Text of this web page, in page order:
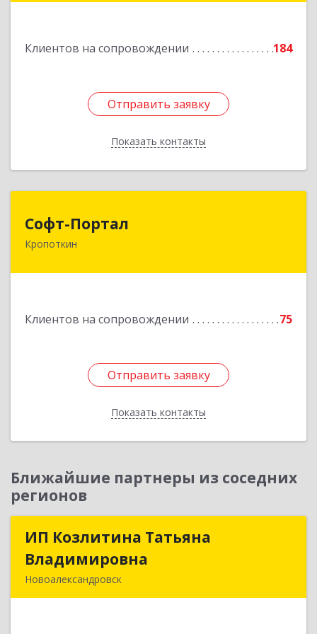
Клиентов на сопровождении 184
Отправить заявку
Показать контакты
Отправить заявку
Назад
Софт-Портал
Кропоткин
Клиентов на сопровождении 75
Отправить заявку
Показать контакты
352395, Краснодарский край, Кавказский р-н,
Отправить заявку
Назад
Ближайшие партнеры из соседних
регионов
ИП Козлитина Татьяна
Владимировна
Новоалександровск
ИП Козлитина Татьяна